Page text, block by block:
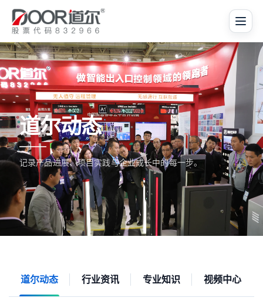
道尔动态
记录产品进展、项目实践与企业成长中的每一步。
道尔动态 行业资讯 专业知识 视频中心